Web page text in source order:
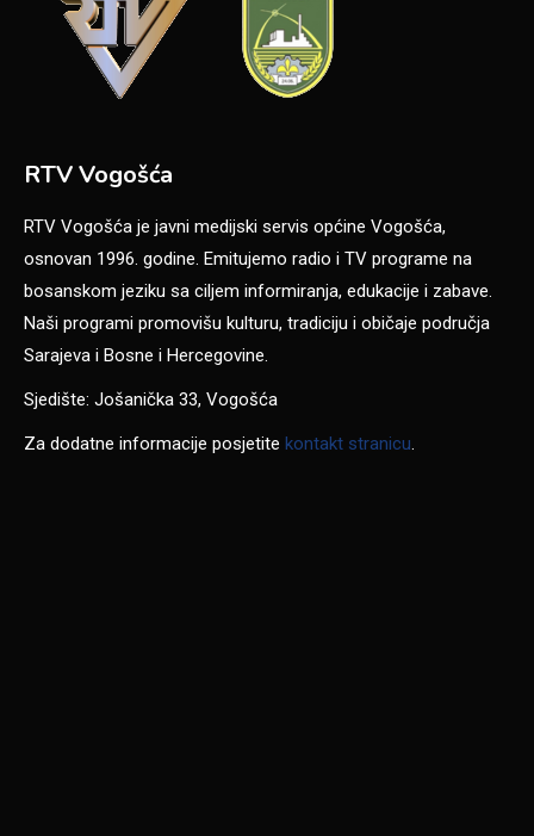
RTV Vogošća
RTV Vogošća je javni medijski servis općine Vogošća,
osnovan 1996. godine. Emitujemo radio i TV programe na
bosanskom jeziku sa ciljem informiranja, edukacije i zabave.
Naši programi promovišu kulturu, tradiciju i običaje područja
Sarajeva i Bosne i Hercegovine.
Sjedište: Jošanička 33, Vogošća
Za dodatne informacije posjetite kontakt stranicu